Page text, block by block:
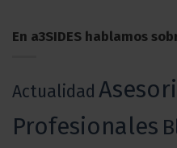
En a3SIDES hablamos
Actualidad
Profesionales